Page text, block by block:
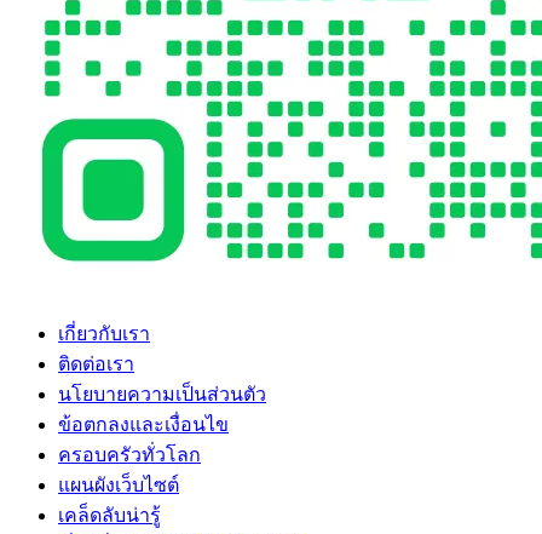
เกี่ยวกับเรา
ติดต่อเรา
นโยบายความเป็นส่วนตัว
ข้อตกลงและเงื่อนไข
ครอบครัวทั่วโลก
แผนผังเว็บไซต์
เคล็ดลับน่ารู้